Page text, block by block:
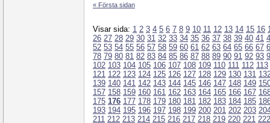
« Första sidan
Visar sida: 1 2 3 4 5 6 7 8 9 10 11 12 13 14 15 16
26 27 28 29 30 31 32 33 34 35 36 37 38 39 40 41
52 53 54 55 56 57 58 59 60 61 62 63 64 65 66 67
78 79 80 81 82 83 84 85 86 87 88 89 90 91 92 93
102 103 104 105 106 107 108 109 110 111 112 113
121 122 123 124 125 126 127 128 129 130 131
139 140 141 142 143 144 145 146 147 148 149
157 158 159 160 161 162 163 164 165 166 167
175 176 177 178 179 180 181 182 183 184 185
193 194 195 196 197 198 199 200 201 202 203
211 212 213 214 215 216 217 218 219 220 221 222